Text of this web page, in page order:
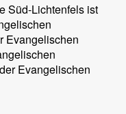
Süd-Lichtenfels ist
Evangelischen
Evangelischen